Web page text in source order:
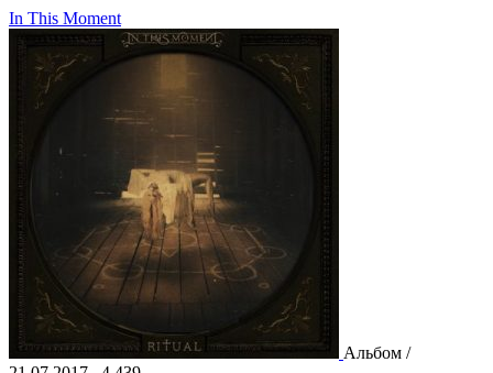
In This Moment
Альбом /